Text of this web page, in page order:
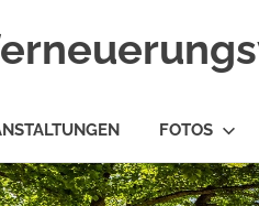
FOTOS